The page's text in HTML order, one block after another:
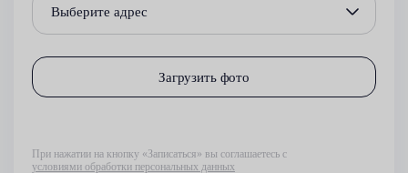
Выберите адрес
Загрузить фото
При нажатии на кнопку «Записаться» вы соглашаетесь с
условиями обработки персональных данных